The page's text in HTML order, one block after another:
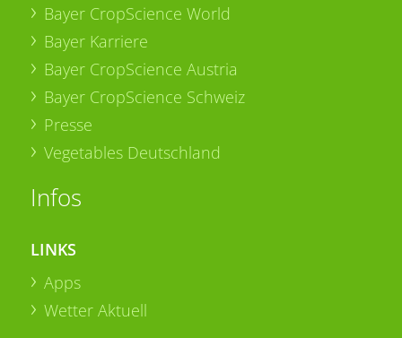
Bayer CropScience World
Bayer Karriere
Bayer CropScience Austria
Bayer CropScience Schweiz
Presse
Vegetables Deutschland
Infos
LINKS
Apps
Wetter Aktuell